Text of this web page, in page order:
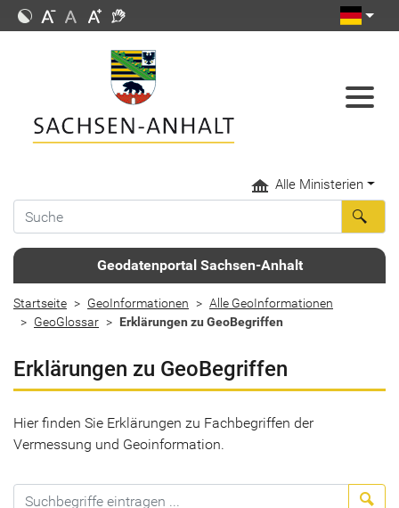
Alle Ministerien
Geodatenportal Sachsen-Anhalt
Startseite GeoInformationen
Alle GeoInformationen
GeoGlossar
Erklärungen zu GeoBegriffen
Erklärungen zu GeoBegriffen
Hier finden Sie Erklärungen zu Fachbegriffen der
Vermessung und Geoinformation.